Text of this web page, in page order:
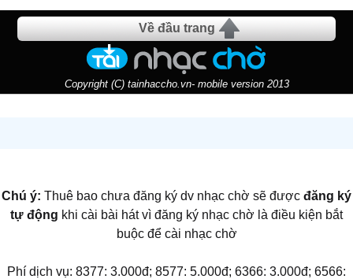
Về đầu trang
Copyright (C) tainhaccho.vn- mobile version 2013
Chú ý: Thuê bao chưa đăng ký dv nhạc chờ sẽ được đăng ký
tự động khi cài bài hát vì đăng ký nhạc chờ là điều kiện bắt
buộc để cài nhạc chờ
Phí dịch vụ: 8377: 3.000đ; 8577: 5.000đ; 6366: 3.000đ; 6566: